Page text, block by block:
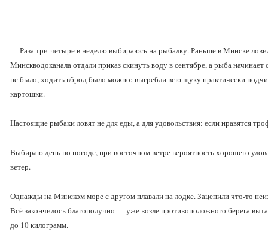
— Раза три-четыре в неделю выбираюсь на рыбалку. Раньше в Минске
Минскводоканала отдали приказ скинуть воду в сентябре, а рыба
не было, ходить вброд было можно: выгребли всю щуку практически
картошки.
Настоящие рыбаки ловят не для еды, а для удовольствия: если нравятся
Выбираю день по погоде, при восточном ветре вероятность хорошего
ветер.
Однажды на Минском море с другом плавали на лодке. Зацепили что-то
Всё закончилось благополучно — уже возле противоположного берега
до 10 килограмм.